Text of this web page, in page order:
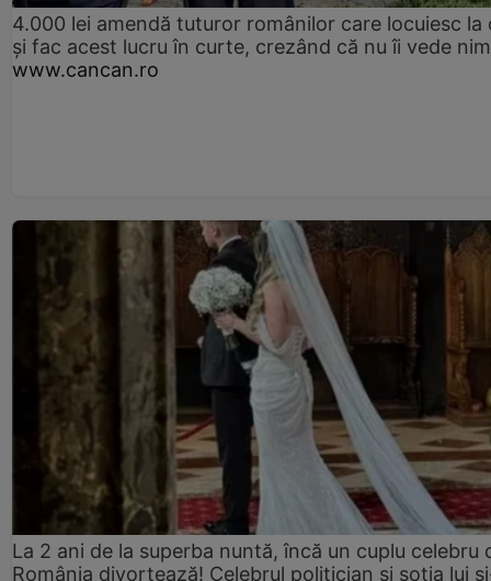
4.000 lei amendă tuturor românilor care locuiesc la
și fac acest lucru în curte, crezând că nu îi vede
www.cancan.ro
La 2 ani de la superba nuntă, încă un cuplu celebru
România divorțează! Celebrul politician și soția lui